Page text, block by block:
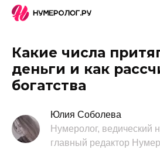
Какие числа
деньги и как
богатства
Юлия Соболева
Нумеролог, ведический
главный редактор